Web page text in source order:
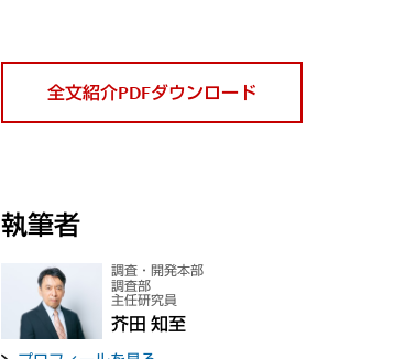
全文紹介PDFダウンロード
執筆者
調査・開発本部
調査部
主任研究員
芥田 知至